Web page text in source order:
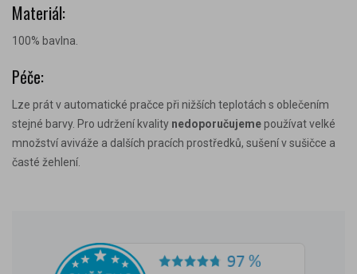
Materiál:
100% bavlna.
Péče:
Lze prát v automatické pračce při nižších teplotách s oblečením
stejné barvy. Pro udržení kvality nedoporučujemepoužívat velké
množství aviváže a dalších pracích prostředků, sušení v sušičce a
časté žehlení.